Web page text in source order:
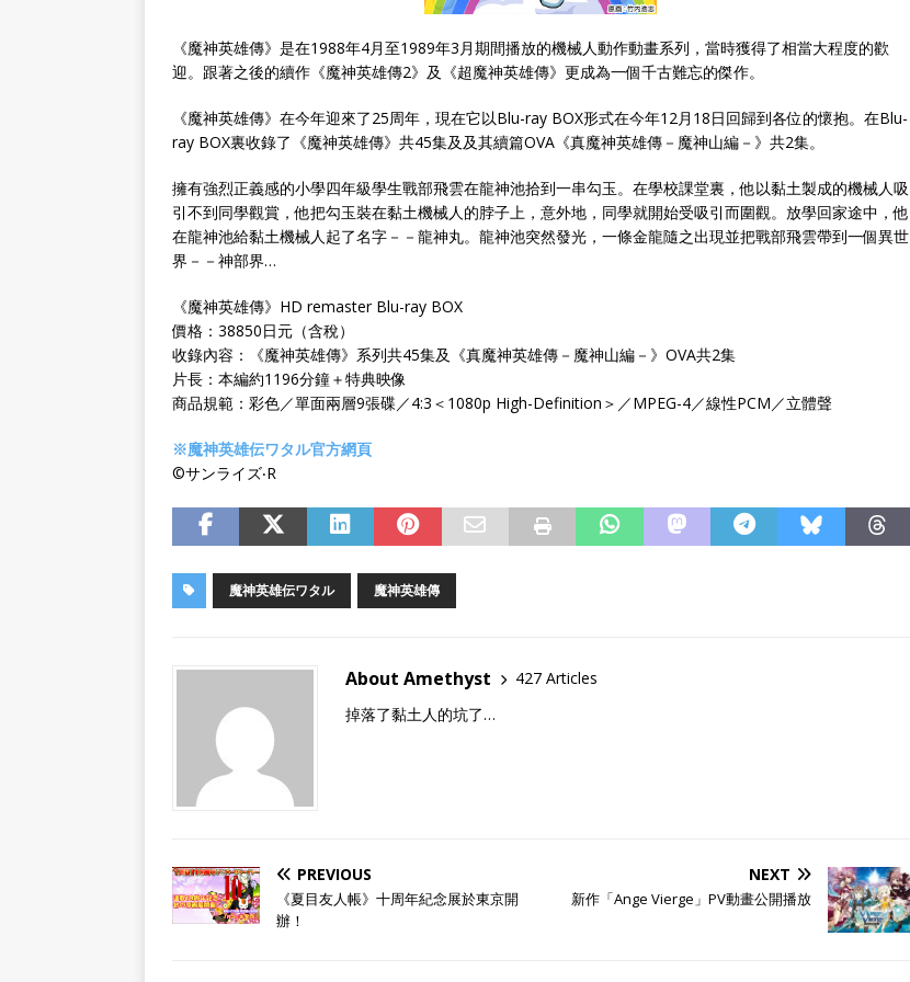
《魔神英雄傳》是在1988年4月至1989年3月期間播放的機械人動作動畫系列，當時獲得了相當大程度的歡
迎。跟著之後的續作《魔神英雄傳2》及《超魔神英雄傳》更成為一個千古難忘的傑作。
《魔神英雄傳》在今年迎來了25周年，現在它以Blu-ray BOX形式在今年12月18日回歸到各位的懷抱。在Blu-
ray BOX裏收錄了《魔神英雄傳》共45集及及其續篇OVA《真魔神英雄傳－魔神山編－》共2集。
擁有強烈正義感的小學四年級學生戰部飛雲在龍神池拾到一串勾玉。在學校課堂裏，他以黏土製成的機械人吸
引不到同學觀賞，他把勾玉裝在黏土機械人的脖子上，意外地，同學就開始受吸引而圍觀。放學回家途中，他
在龍神池給黏土機械人起了名字－－龍神丸。龍神池突然發光，一條金龍隨之出現並把戰部飛雲帶到一個異世
界－－神部界…
《魔神英雄傳》HD remaster Blu-ray BOX
價格：38850日元（含稅）
收錄內容：《魔神英雄傳》系列共45集及《真魔神英雄傳－魔神山編－》OVA共2集
片長：本編約1196分鐘＋特典映像
商品規範：彩色／單面兩層9張碟／4:3＜1080p High-Definition＞／MPEG-4／線性PCM／立體聲
※魔神英雄伝ワタル官方網頁
©サンライズ‧R
魔神英雄伝ワタル 魔神英雄傳
About Amethyst
427 Articles
掉落了黏土人的坑了…
PREVIOUS
《夏目友人帳》十周年紀念展於東京開
辦！
NEXT
新作「Ange Vierge」PV動畫公開播放